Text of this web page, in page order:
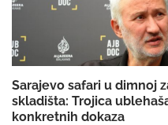
Sarajevo safari u dimnoj
skladišta: Trojica
konkretnih dokaza